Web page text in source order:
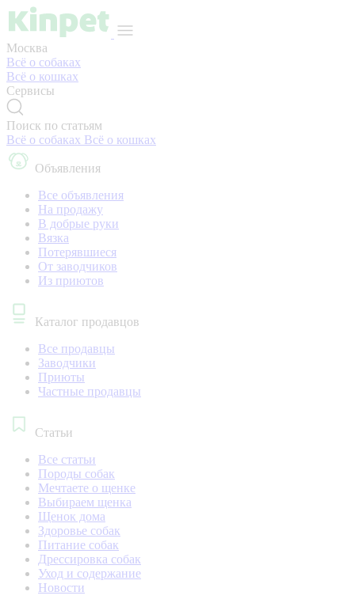
Москва
Всё о собаках
Всё о кошках
Сервисы
Поиск по статьям
Всё о собаках Всё о кошках
Объявления
Все объявления
На продажу
В добрые руки
Вязка
Потерявшиеся
От заводчиков
Из приютов
Каталог продавцов
Все продавцы
Заводчики
Приюты
Частные продавцы
Статьи
Все статьи
Породы собак
Мечтаете о щенке
Выбираем щенка
Щенок дома
Здоровье собак
Питание собак
Дрессировка собак
Уход и содержание
Новости